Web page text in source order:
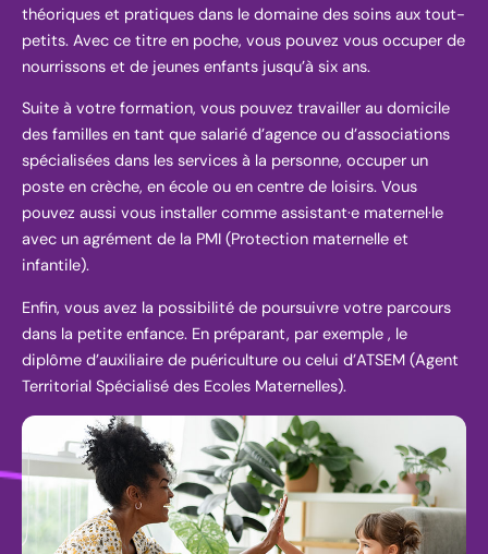
théoriques et pratiques dans le domaine des soins aux tout-
petits. Avec ce titre en poche, vous pouvez vous occuper de
nourrissons et de jeunes enfants jusqu’à six ans.
Suite à votre formation, vous pouvez travailler au domicile
des familles en tant que salarié d’agence ou d’associations
spécialisées dans les services à la personne, occuper un
poste en crèche, en école ou en centre de loisirs. Vous
pouvez aussi vous installer comme assistant·e maternel·le
avec un agrément de la PMI (Protection maternelle et
infantile).
Enfin, vous avez la possibilité de poursuivre votre parcours
dans la petite enfance. En préparant, par exemple , le
diplôme d’auxiliaire de puériculture ou celui d’ATSEM (Agent
Territorial Spécialisé des Ecoles Maternelles).